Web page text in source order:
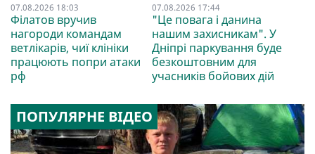
07.08.2026 18:03
Філатов вручив
нагороди командам
ветлікарів, чиї клініки
працюють попри атаки
рф
07.08.2026 17:44
"Це повага і данина
нашим захисникам". У
Дніпрі паркування буде
безкоштовним для
учасників бойових дій
ПОПУЛЯРНЕ ВІДЕО